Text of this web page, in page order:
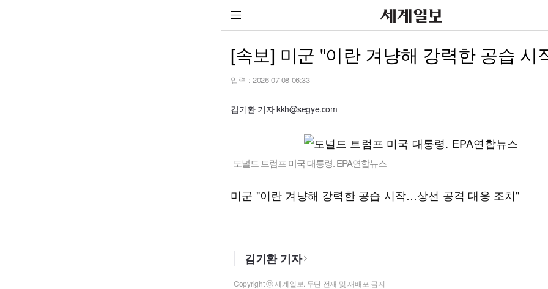
[속보] 미군 "이란 겨냥해 강력한 공습 시
입력 : 2026-07-08 06:33
김기환 기자 kkh@segye.com
도널드 트럼프 미국 대통령. EPA연합뉴스
미군 "이란 겨냥해 강력한 공습 시작…상선 공격 대응 조치"
김기환 기자
Copyright ⓒ 세계일보. 무단 전재 및 재배포 금지